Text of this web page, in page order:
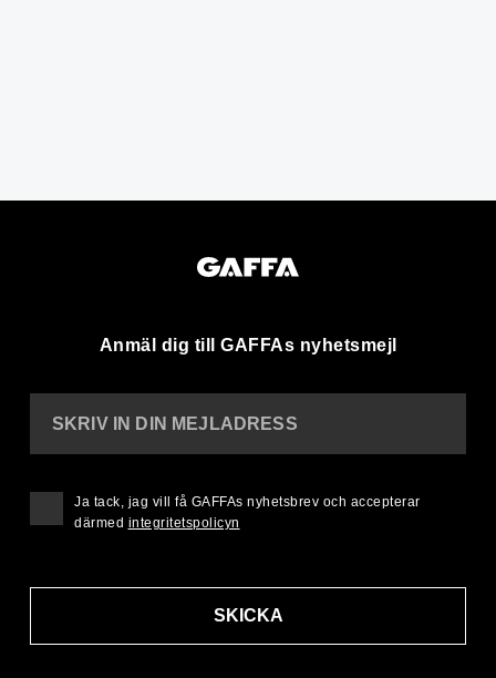
Anmäl dig till GAFFAs nyhetsmejl
SKRIV IN DIN MEJLADRESS
SKICKA
Ja tack, jag vill få GAFFAs nyhetsbrev och accepterar
därmed integritetspolicyn